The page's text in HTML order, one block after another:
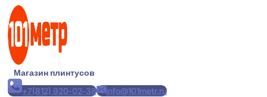
Перейти
содержимому
Магазин плинтусов
+7(812) 920-02-38
info@101metr.ru